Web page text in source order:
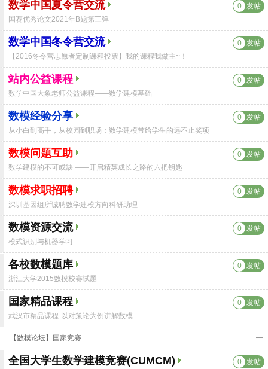
数学中国夏令营交流 发帖
0
国赛优秀论文2021年B题第三弹
数学中国冬令营交流 发帖
0
【2016冬令营志愿者定制课程投票】我的课程我做主~！
站内公益课程 发帖
0
数学中国大象老师公益课程——数学建模基础
数模经验分享 发帖
0
从小白到高手，从校园到职场：数学建模带给学生的远不止奖项
数模问题互助 发帖
0
数学建模的不可或缺 ——开启精英成长之路的六把钥匙
数模求职招聘 发帖
0
深圳基因组所诚聘数学建模方向科研助理
数模资源交流 发帖
0
模式识别与机器学习
各校数模题库 发帖
0
浙江大学2015数模校赛试题
国家精品课程 发帖
0
武汉市精品课程-以对策论为例讲解数模
【数模论坛】国家竞赛
全国大学生数学建模竞赛(CUMCM) 发帖
0